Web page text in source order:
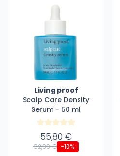
Living proof
Scalp Care Density
Serum - 50 ml
55,80 €
62,00 € -10%